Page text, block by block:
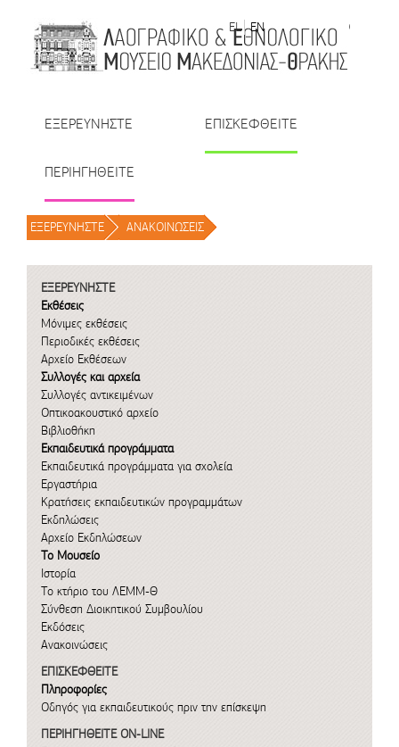
EL
EN | TR | BU | RO
ΕΞΕΡΕΥΝΗΣΤΕ ΕΠΙΣΚΕΦΘΕΙΤΕ
ΠΕΡΙΗΓΗΘΕΙΤΕ
ΕΞΕΡΕΥΝΗΣΤΕ / ΑΝΑΚΟΙΝΩΣΕΙΣ /
ΕΞΕΡΕΥΝΗΣΤΕ
Εκθέσεις
Μόνιμες εκθέσεις
Περιοδικές εκθέσεις
Αρχείο Εκθέσεων
Συλλογές και αρχεία
Συλλογές αντικειμένων
Οπτικοακουστικό αρχείο
Βιβλιοθήκη
Εκπαιδευτικά προγράμματα
Εκπαιδευτικά προγράμματα για σχολεία
Εργαστήρια
Κρατήσεις εκπαιδευτικών προγραμμάτων
Εκδηλώσεις
Αρχείο Εκδηλώσεων
Το Μουσείο
Ιστορία
Το κτήριο του ΛΕΜΜ-Θ
Σύνθεση Διοικητικού Συμβουλίου
Εκδόσεις
Ανακοινώσεις
ΕΠΙΣΚΕΦΘΕΙΤΕ
Πληροφορίες
Οδηγός για εκπαιδευτικούς πριν την επίσκεψη
ΠΕΡΙΗΓΗΘΕΙΤΕ ON-LINE